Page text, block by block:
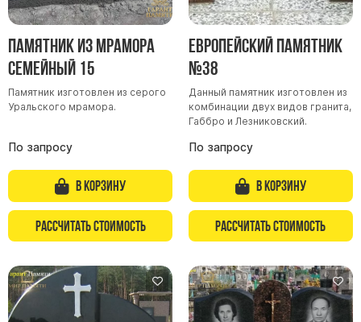
Памятник из мрамора
Семейный 15
Памятник изготовлен из серого
Уральского мрамора.
По запросу
В корзину
Рассчитать стоимость
Европейский памятник
№38
Данный памятник изготовлен из
комбинации двух видов гранита,
Габбро и Лезниковский.
По запросу
В корзину
Рассчитать стоимость